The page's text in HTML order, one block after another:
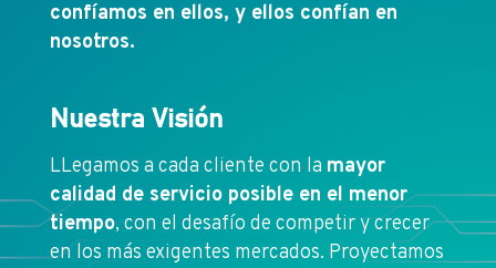
confíamos en ellos, y ellos confían en
nosotros.
Nuestra Visión
LLegamos a cada cliente con la mayor
calidad de servicio posible en el menor
tiempo, con el desafío de competir y crecer
en los más exigentes mercados. Proyectamos